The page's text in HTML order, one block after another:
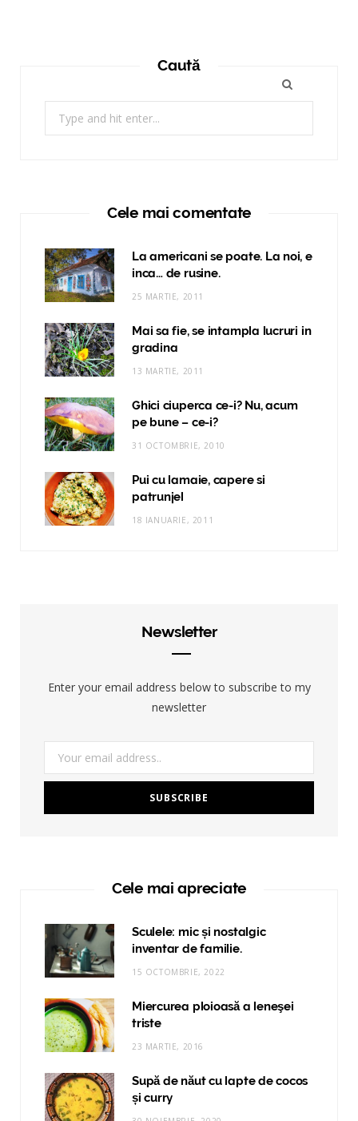
Caută
for:
Cele mai comentate
La americani se poate. La noi, e
inca… de rusine.
25 MARTIE, 2011
Mai sa fie, se intampla lucruri in
gradina
13 MARTIE, 2011
Ghici ciuperca ce-i? Nu, acum
pe bune – ce-i?
31 OCTOMBRIE, 2010
Pui cu lamaie, capere si
patrunjel
18 IANUARIE, 2011
Newsletter
Enter your email address below to subscribe to my
newsletter
Cele mai apreciate
Sculele: mic și nostalgic
inventar de familie.
15 OCTOMBRIE, 2022
Miercurea ploioasă a leneşei
triste
23 MARTIE, 2016
Supă de năut cu lapte de cocos
și curry